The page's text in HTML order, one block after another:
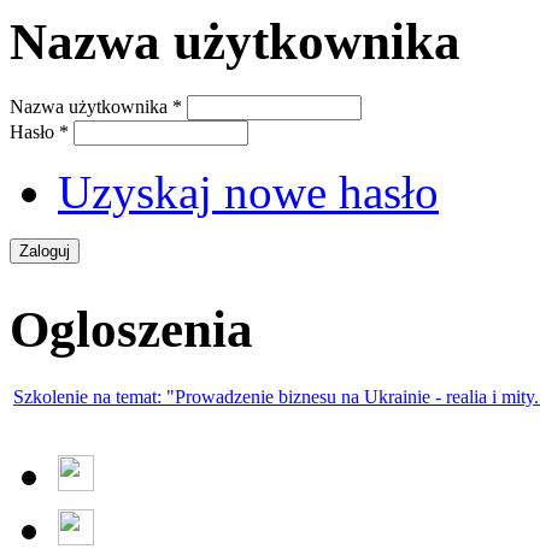
Nazwa użytkownika
Nazwa użytkownika *
Hasło *
Uzyskaj nowe hasło
Ogloszenia
Szkolenie na temat: "Prowadzenie biznesu na Ukrainie - realia i